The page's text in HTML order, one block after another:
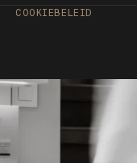
COOKIEBELEID